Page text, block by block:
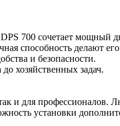
700 сочетает мощный
способность делают
и безопасности.
хозяйственных задач.
и для профессионалов.
установки